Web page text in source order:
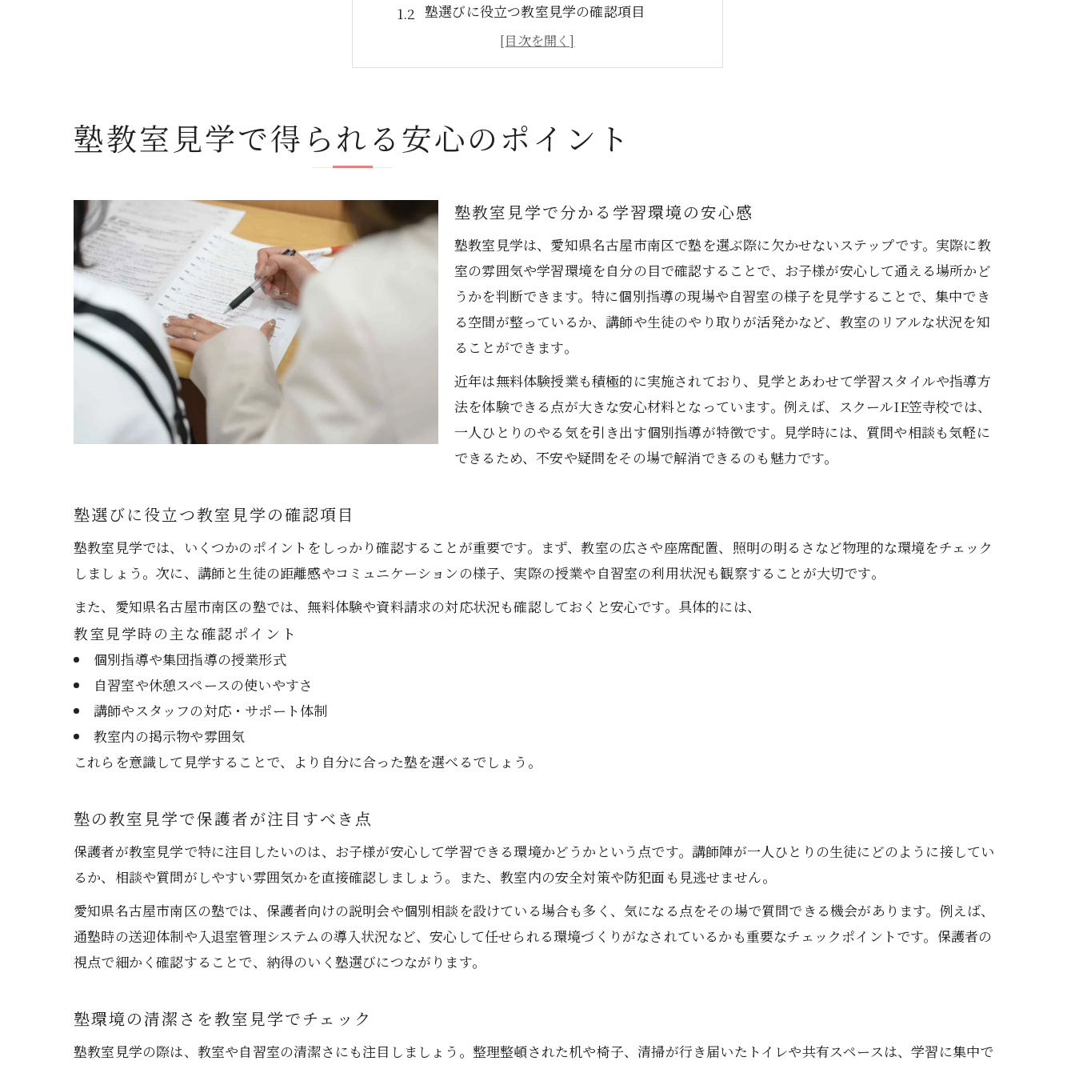
塾選びに役立つ教室見学の確認項目
塾の教室見学で保護者が注目すべき点
塾環境の清潔さを教室見学でチェック
個別指導の質が光る塾選びの極意
塾の個別指導で重視すべきポイント
塾の個別指導が子どもに合うか見抜く方法
塾教室見学で分かる個別対応力の違い
塾選びで講師の質を見極めるコツ
教室見学を通じた自習環境の確認術
塾教室見学で自習室の静かさを体感
塾の自習スペース利用法を見学で学ぶ
塾教室見学で集中できる自習環境を確認
塾の自習室が部活両立に適しているか
塾教室見学で学習環境の快適さをチェック
無料体験で分かる塾の雰囲気と魅力
塾の無料体験で講師の雰囲気を知る
塾選びに役立つ無料体験のチェック方法
塾教室見学で得られる無料体験のメリット
塾教室見学で子どもの反応を観察する
塾教室見学で講師の対応力を確認する
塾の指導体制を実際の見学で理解する
塾教室見学で講師の指導力を評価しよう
塾の教室見学で面談の雰囲気を体感する
塾講師の相談対応を教室見学でチェック
塾教室見学で得られる安心のポイント
塾教室見学で分かる学習環境の安心感
塾教室見学は、愛知県名古屋市南区で塾を選ぶ際に欠かせないステップです。実際に教
室の雰囲気や学習環境を自分の目で確認することで、お子様が安心して通える場所かど
うかを判断できます。特に個別指導の現場や自習室の様子を見学することで、集中でき
る空間が整っているか、講師や生徒のやり取りが活発かなど、教室のリアルな状況を知
ることができます。
近年は無料体験授業も積極的に実施されており、見学とあわせて学習スタイルや指導方
法を体験できる点が大きな安心材料となっています。例えば、スクールIE笠寺校では、
一人ひとりのやる気を引き出す個別指導が特徴です。見学時には、質問や相談も気軽に
できるため、不安や疑問をその場で解消できるのも魅力です。
塾選びに役立つ教室見学の確認項目
塾教室見学では、いくつかのポイントをしっかり確認することが重要です。まず、教室の広さや座席配置、照明の明るさなど物理的な環境をチェック
しましょう。次に、講師と生徒の距離感やコミュニケーションの様子、実際の授業や自習室の利用状況も観察することが大切です。
また、愛知県名古屋市南区の塾では、無料体験や資料請求の対応状況も確認しておくと安心です。具体的には、
教室見学時の主な確認ポイント
個別指導や集団指導の授業形式
自習室や休憩スペースの使いやすさ
講師やスタッフの対応・サポート体制
教室内の掲示物や雰囲気
これらを意識して見学することで、より自分に合った塾を選べるでしょう。
塾の教室見学で保護者が注目すべき点
保護者が教室見学で特に注目したいのは、お子様が安心して学習できる環境かどうかという点です。講師陣が一人ひとりの生徒にどのように接してい
るか、相談や質問がしやすい雰囲気かを直接確認しましょう。また、教室内の安全対策や防犯面も見逃せません。
愛知県名古屋市南区の塾では、保護者向けの説明会や個別相談を設けている場合も多く、気になる点をその場で質問できる機会があります。例えば、
通塾時の送迎体制や入退室管理システムの導入状況など、安心して任せられる環境づくりがなされているかも重要なチェックポイントです。保護者の
視点で細かく確認することで、納得のいく塾選びにつながります。
塾環境の清潔さを教室見学でチェック
塾教室見学の際は、教室や自習室の清潔さにも注目しましょう。整理整頓された机や椅子、清掃が行き届いたトイレや共有スペースは、学習に集中で